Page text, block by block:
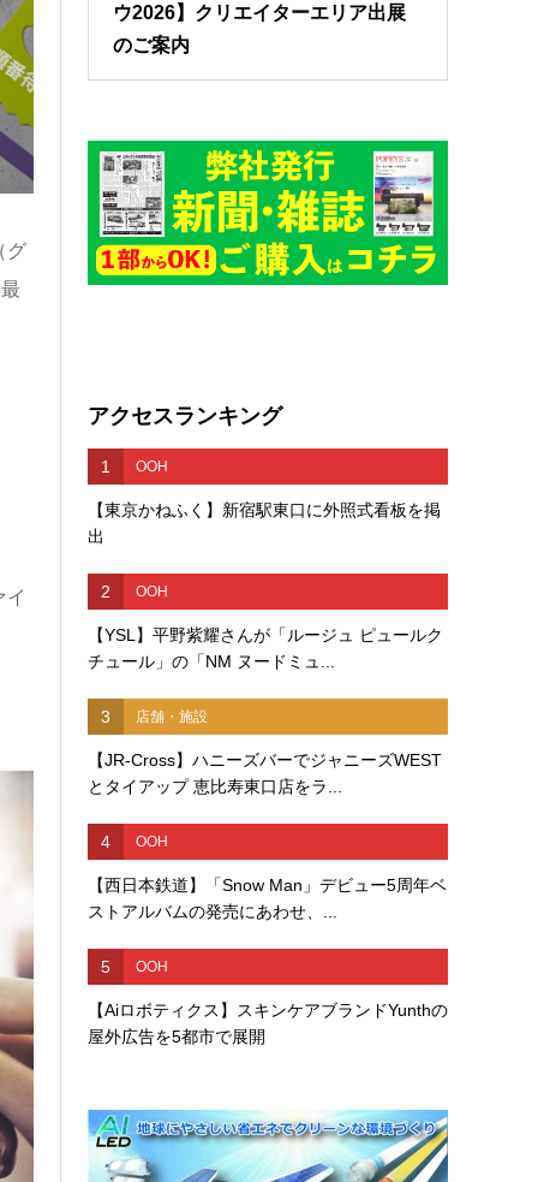
グ
ウ2026】クリエイターエリア出展
のご案内
アクセスランキング
1 OOH
【東京かねふく】新宿駅東口に外照式看板を掲
出
2 OOH
【YSL】平野紫耀さんが「ルージュ ピュールク
チュール」の「NM ヌードミュ...
3 店舗・施設
【JR-Cross】ハニーズバーでジャニーズWEST
とタイアップ 恵比寿東口店をラ...
4 OOH
【西日本鉄道】「Snow Man」デビュー5周年ベ
ストアルバムの発売にあわせ、...
5 OOH
【Aiロボティクス】スキンケアブランドYunthの
屋外広告を5都市で展開